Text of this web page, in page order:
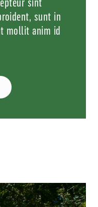
sunt in
mollit anim id